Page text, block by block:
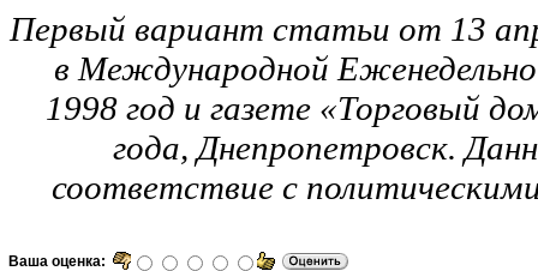
Первый вариант статьи от 13
в Международной
1998 год и газете «Торговый
года, Днепропетровск.
соответствие с
Ваша оценка: